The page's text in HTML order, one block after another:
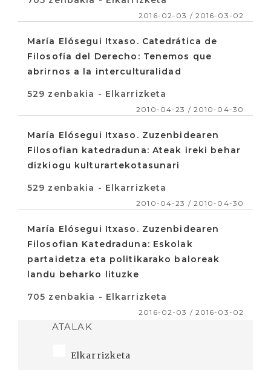
2016-02-03 / 2016-03-02
María Elósegui Itxaso. Catedrática de
Filosofía del Derecho: Tenemos que
abrirnos a la interculturalidad
529 zenbakia - Elkarrizketa
2010-04-23 / 2010-04-30
María Elósegui Itxaso. Zuzenbidearen
Filosofian katedraduna: Ateak ireki behar
dizkiogu kulturartekotasunari
529 zenbakia - Elkarrizketa
2010-04-23 / 2010-04-30
María Elósegui Itxaso. Zuzenbidearen
Filosofian Katedraduna: Eskolak
partaidetza eta politikarako baloreak
landu beharko lituzke
705 zenbakia - Elkarrizketa
2016-02-03 / 2016-03-02
ATALAK
Elkarrizketa